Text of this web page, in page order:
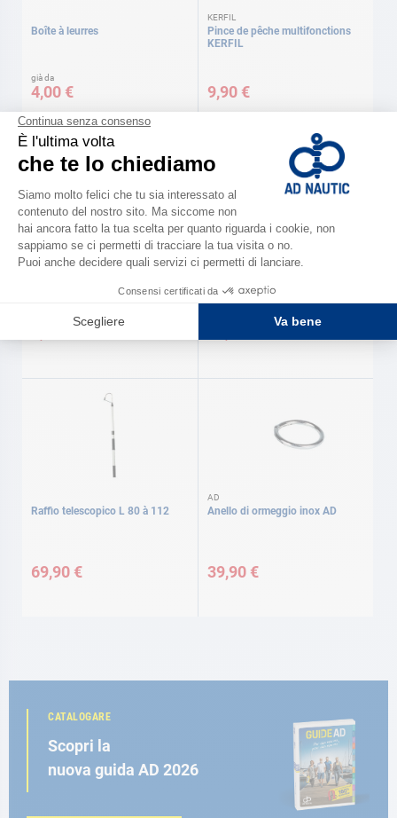
Boîte à leurres
già da
4,00 €
Disponibile in numerose varianti
KERFIL
Pince de pêche multifonctions
KERFIL
9,90 €
Raffio telescopico L 80 à 112
69,90 €
AD
Anello di ormeggio inox AD
39,90 €
CATALOGARE
Scopri la
nuova guida AD 2026